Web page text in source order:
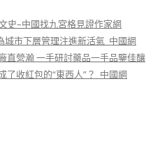
史–中國找九宮格見證作家網
城市下層管理注進新活氣_中國網
直營瀚 一手研討藥品一手品鑒佳釀
收紅包的“東西人”？_中國網